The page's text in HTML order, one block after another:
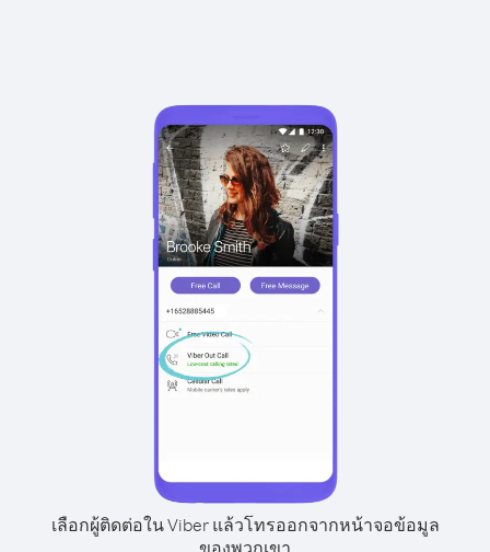
เลือกผู้ติดต่อใน Viber แล้วโทรออกจากหน้าจอข้อมูล
ของพวกเขา